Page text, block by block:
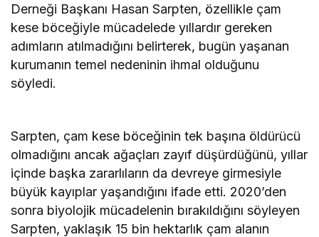
Derneği Başkanı Hasan Sarpten, özellikle çam
kese böceğiyle mücadelede yıllardır gereken
adımların atılmadığını belirterek, bugün yaşanan
kurumanın temel nedeninin ihmal olduğunu
söyledi.
Sarpten, çam kese böceğinin tek başına öldürücü
olmadığını ancak ağaçları zayıf düşürdüğünü, yıllar
içinde başka zararlıların da devreye girmesiyle
büyük kayıplar yaşandığını ifade etti. 2020’den
sonra biyolojik mücadelenin bırakıldığını söyleyen
Sarpten, yaklaşık 15 bin hektarlık çam alanın